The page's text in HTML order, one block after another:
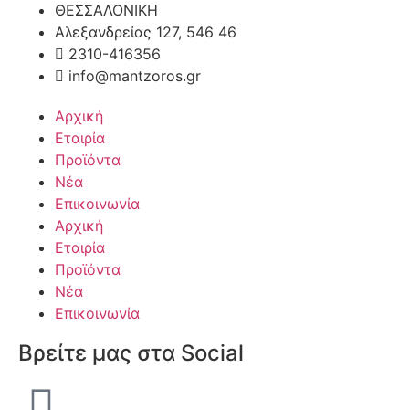
ΘΕΣΣΑΛΟΝΙΚΗ
Αλεξανδρείας 127, 546 46
2310-416356
info@mantzoros.gr
Αρχική
Εταιρία
Προϊόντα
Νέα
Επικοινωνία
Αρχική
Εταιρία
Προϊόντα
Νέα
Επικοινωνία
Βρείτε μας στα Social